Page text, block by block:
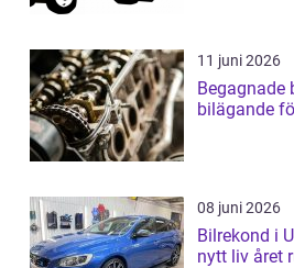
11 juni 2026
Begagnade
bilägande
08 juni 2026
Bilrekond i
nytt liv året